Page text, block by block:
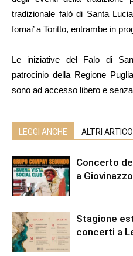
tradizionale falò di Santa
fornai’ a Toritto, entrambe in
Le iniziative del Falo di
patrocinio della Regione
sono ad accesso libero e
LEGGI ANCHE ALTRI
Concerto
a Giovinazzo
Stagione
concerti a